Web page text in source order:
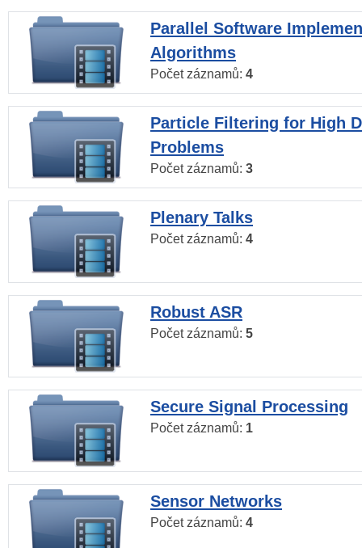
Parallel Software
Algorithms
Počet záznamů: 4
Particle Filtering for High
Problems
Počet záznamů: 3
Plenary Talks
Počet záznamů: 4
Robust ASR
Počet záznamů: 5
Secure Signal Processing
Počet záznamů: 1
Sensor Networks
Počet záznamů: 4